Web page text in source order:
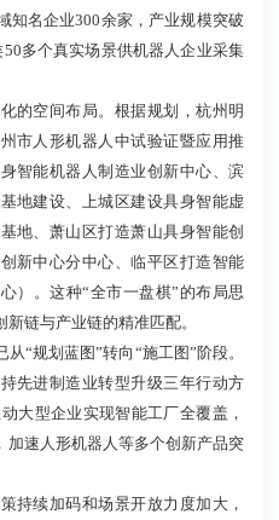
知名企业300余家，产业规模突破
多个真实场景供机器人企业采集
空间布局。根据规划，杭州明
市人形机器人中试验证暨应用推
智能机器人制造业创新中心、滨
地建设、上城区建设具身智能虚
地、萧山区打造萧山具身智能创
新中心分中心、临平区打造智能
）。这种“全市一盘棋”的布局思
链与产业链的精准匹配。
规划蓝图”转向“施工图”阶段。
先进制造业转型升级三年行动方
大型企业实现智能工厂全覆盖，
速人形机器人等多个创新产品突
续加码和场景开放力度加大，